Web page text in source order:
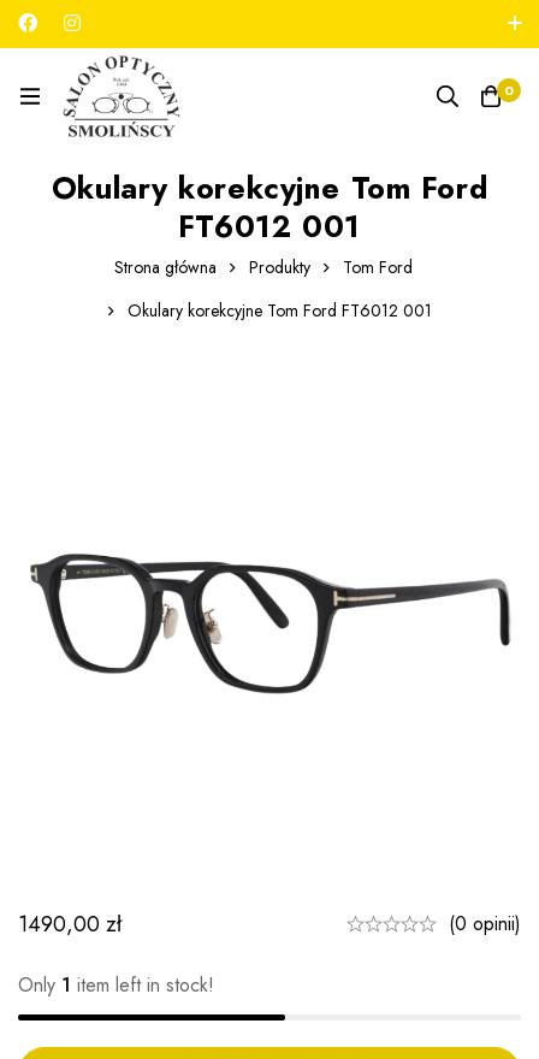
789 180 706
0
Okulary korekcyjne Tom Ford
FT6012 001
Strona główna Produkty
Tom Ford
Okulary korekcyjne Tom Ford FT6012 001
1490,00zł (0 opinii)
Only 1 item left in stock!